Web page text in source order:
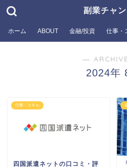
副業チャ
ホーム ABOUT 金融/投資 仕事・
―
2024年
仕事・スキル
四国派遣ネットの口コミ・評